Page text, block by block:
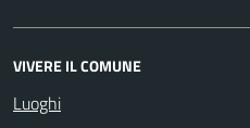
VIVERE IL COMUNE
Luoghi